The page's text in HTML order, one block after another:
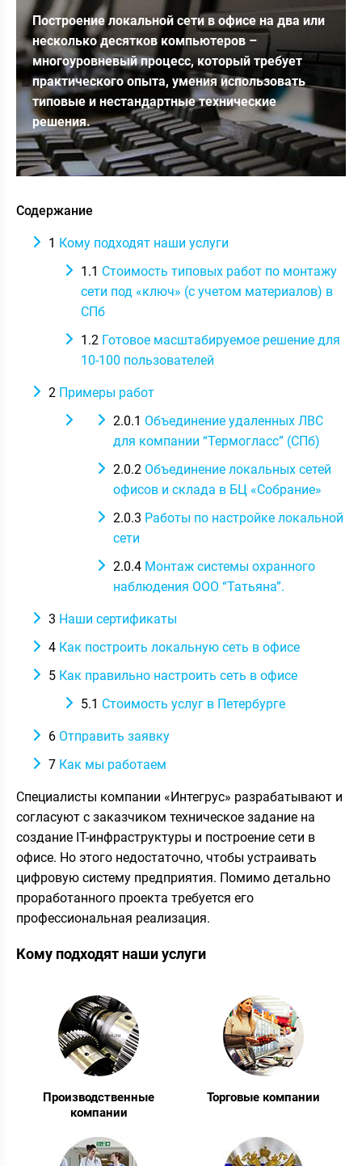
Построение локальной сети в офисе на два или
несколько десятков компьютеров –
многоуровневый процесс, который требует
практического опыта, умения использовать
типовые и нестандартные технические
решения.
Содержание
1 Кому подходят наши услуги
1.1 Стоимость типовых работ по монтажу
сети под «ключ» (с учетом материалов) в
СПб
1.2 Готовое масштабируемое решение для
10-100 пользователей
2 Примеры работ
2.0.1 Объединение удаленных ЛВС
для компании “Термогласс” (СПб)
2.0.2 Объединение локальных сетей
офисов и склада в БЦ «Собрание»
2.0.3 Работы по настройке локальной
сети
2.0.4 Монтаж системы охранного
наблюдения ООО “Татьяна”.
3 Наши сертификаты
4 Как построить локальную сеть в офисе
5 Как правильно настроить сеть в офисе
5.1 Стоимость услуг в Петербурге
6 Отправить заявку
7 Как мы работаем
Специалисты компании «Интегрус» разрабатывают и
согласуют с заказчиком техническое задание на
создание IT-инфраструктуры и построение сети в
офисе. Но этого недостаточно, чтобы устраивать
цифровую систему предприятия. Помимо детально
проработанного проекта требуется его
профессиональная реализация.
Кому подходят наши услуги
Производственные
компании
Торговые компании